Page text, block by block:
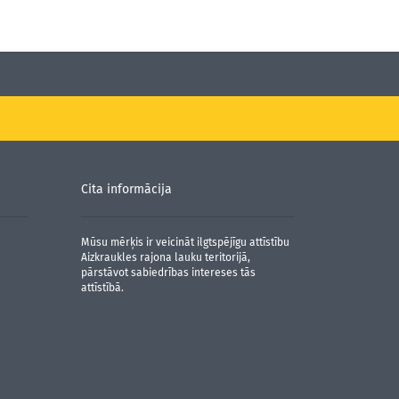
Cita informācija
Mūsu mērķis ir veicināt ilgtspējīgu attīstību
Aizkraukles rajona lauku teritorijā,
pārstāvot sabiedrības intereses tās
attīstībā.